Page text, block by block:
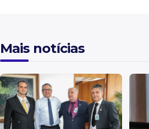
Mais notícias